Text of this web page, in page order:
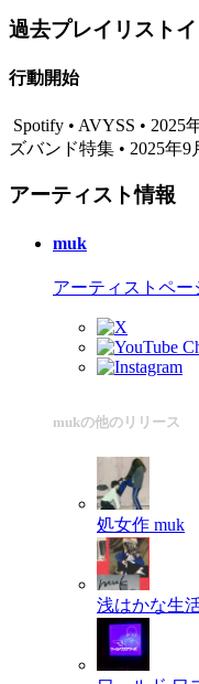
過去プレイリスト
行動開始
Spotify • AVYSS • 2025
ズバンド特集 • 2025年9
アーティスト情報
muk
アーティストペー
mukの他のリリース
処女作 muk
浅はかな生